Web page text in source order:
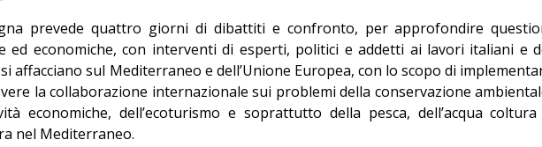
prevede quattro giorni di dibattiti e confronto, per approfondire
ed economiche, con interventi di esperti, politici e addetti ai lavori italiani e
si affacciano sul Mediterraneo e dell’Unione Europea, con lo scopo di
la collaborazione internazionale sui problemi della conservazione
economiche, dell’ecoturismo e soprattutto della pesca, dell’acqua coltura
nel Mediterraneo.